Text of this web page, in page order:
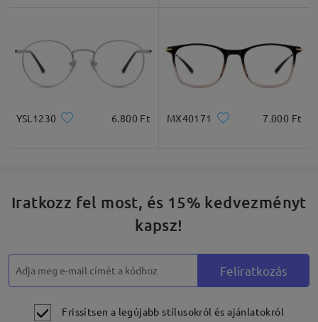
YSL1230 6.800 Ft MX40171 7.000 Ft
Iratkozz fel most, és 15% kedvezményt
kapsz!
Feliratkozás
Frissítsen a legújabb stílusokról és ajánlatokról